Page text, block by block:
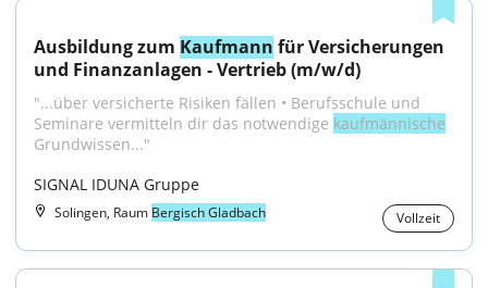
Ausbildung zum Kaufmann für Versicherungen
und Finanzanlagen - Vertrieb (m/w/d)
"...über versicherte Risiken fällen • Berufsschule und
Seminare vermitteln dir das notwendige kaufmännische
Grundwissen..."
SIGNAL IDUNA Gruppe
Solingen, Raum Bergisch Gladbach Vollzeit